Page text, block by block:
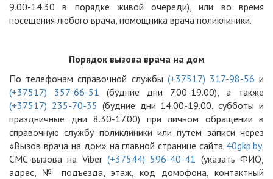
9.00-14.30 в порядке живой очереди), или во время
посещения любого врача, помощника врача поликлиники.
Порядок вызова врача на дом
По телефонам справочной службы (+37517) 317-98-56 и
(+37517) 357-66-51 (будние дни 7.00-19.00), а также
(+37517) 235-70-35 (будние дни 14.00-19.00, субботы и
праздничные дни 8.30-17.00) при личном обращении в
справочную службу поликлиники или путем записи через
«Вызов врача на дом» на главной странице сайта 40gkp.by,
СМС-вызова на Viber (+37544) 596-40-41 (указать ФИО,
адрес, № подъезда, этаж, код домофона, контактный